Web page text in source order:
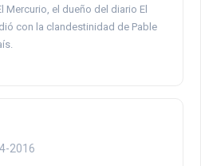
Mercurio, el dueño del diario El
con la clandestinidad de Pable
2016